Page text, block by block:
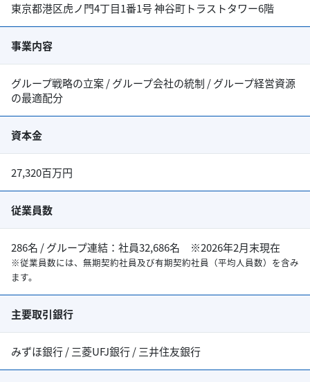
東京都港区虎ノ門4丁目1番1号 神谷町トラストタワー6階
事業内容
グループ戦略の立案 / グループ会社の統制 / グループ経営資源
の最適配分
資本金
27,320百万円
従業員数
286名 / グループ連結：社員32,686名 ※2026年2月末現在
※従業員数には、無期契約社員及び有期契約社員（平均人員数）を含み
ます。
主要取引銀行
みずほ銀行 / 三菱UFJ銀行 / 三井住友銀行